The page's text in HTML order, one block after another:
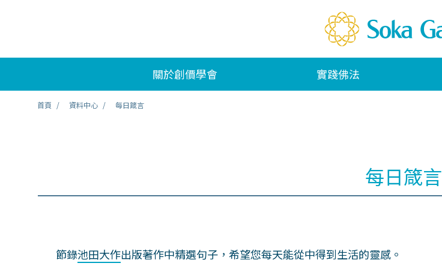
關於創價學會 實踐佛法
首頁 資料中心 每日箴言
每日箴言
節錄池田大作出版著作中精選句子，希望您每天能從中得到生活的靈感。